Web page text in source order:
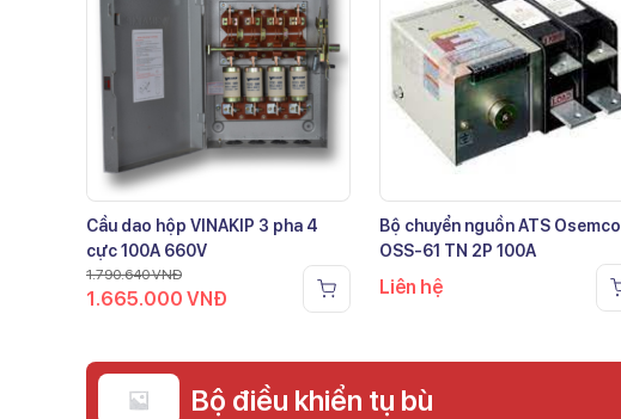
Cầu dao hộp VINAKIP 3 pha 4
cực 100A 660V
1.790.640VNĐ
1.665.000 VNĐ
Bộ chuyển nguồn ATS Osemco
OSS-61 TN 2P 100A
Liên hệ
Bộ điều khiển tụ bù